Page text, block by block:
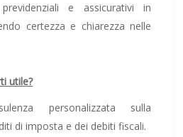
e assicurativi in
certezza e chiarezza nelle
utile?
personalizzata sulla
di imposta e dei debiti fiscali.